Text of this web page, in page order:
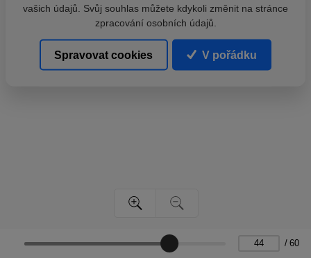
/ 60
vašich údajů. Svůj souhlas můžete kdykoli změnit na stránce
zpracování osobních údajů.
Spravovat cookies V pořádku